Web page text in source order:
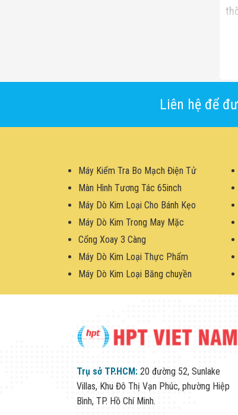
Liên hệ để
Máy Kiểm Tra Bo Mạch Điện Tử
Màn Hình Tương Tác 65inch
Máy Dò Kim Loại Cho Bánh Kẹo
Máy Dò Kim Trong May Mặc
Cổng Xoay 3 Càng
Máy Dò Kim Loại Thực Phẩm
Máy Dò Kim Loại Băng chuyền
Trụ sở TP.HCM: 20 đường 52, Sunlake
Villas, Khu Đô Thị Vạn Phúc, phường Hiệp
Bình, TP. Hồ Chí Minh.